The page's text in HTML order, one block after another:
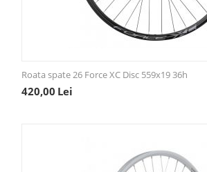
Roata spate 26 Force XC Disc 559x19 36h
420,00 Lei